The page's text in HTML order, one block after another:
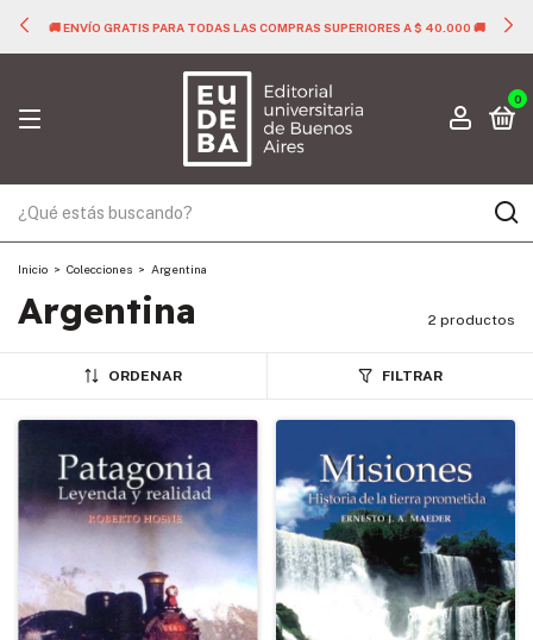
🚚 ENVÍO GRATIS PARA TODAS LAS COMPRAS SUPERIORES A $ 40.000 🚚
0
Inicio > Colecciones > Argentina
Argentina 2 productos
ORDENAR FILTRAR